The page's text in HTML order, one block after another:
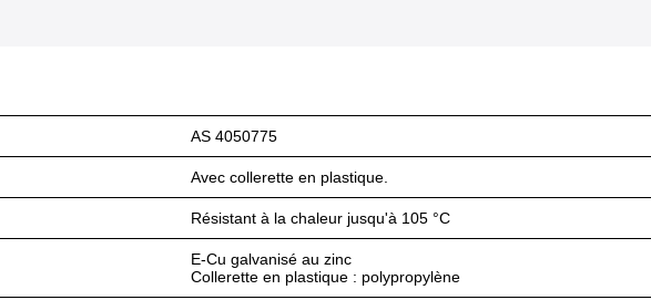
AS 4050775
Avec collerette en plastique.
Résistant à la chaleur jusqu'à 105 °C
E-Cu galvanisé au zinc
Collerette en plastique : polypropylène